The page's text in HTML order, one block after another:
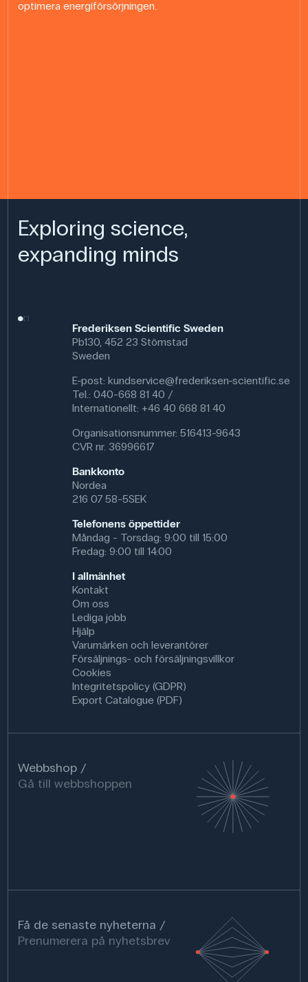
optimera energiförsörjningen.
Exploring science,
expanding minds
Frederiksen Scientific Sweden
Pb130, 452 23 Stömstad
Sweden
E-post: kundservice@frederiksen-scientific.se
Tel.: 040-668 81 40 /
Internationellt: +46 40 668 81 40
Organisationsnummer: 516413-9643
CVR nr. 36996617
Bankkonto
Nordea
216 07 58-5SEK
Telefonens öppettider
Måndag - Torsdag: 9:00 till 15:00
Fredag: 9:00 till 14:00
I allmänhet
Kontakt
Om oss
Lediga jobb
Hjälp
Varumärken och leverantörer
Försäljnings- och försäljningsvillkor
Cookies
Integritetspolicy (GDPR)
Export Catalogue (PDF)
Webbshop
Gå till webbshoppen
Få de senaste nyheterna
Prenumerera på nyhetsbrev